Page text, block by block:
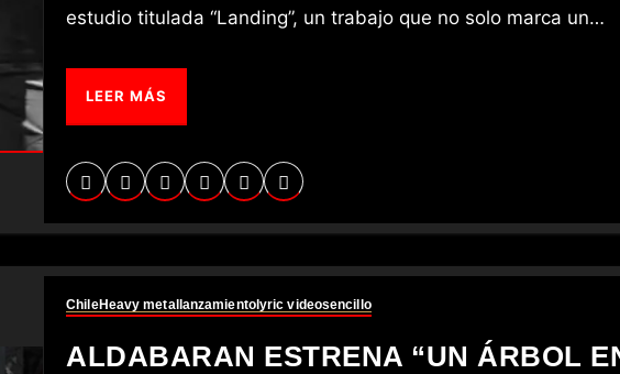
estudio titulada “Landing”, un trabajo que no solo marca un…
LEER MÁS
ChileHeavy metal lanzamientolyric videosencillo
ALDABARAN ESTRENA “UN ÁRBOL